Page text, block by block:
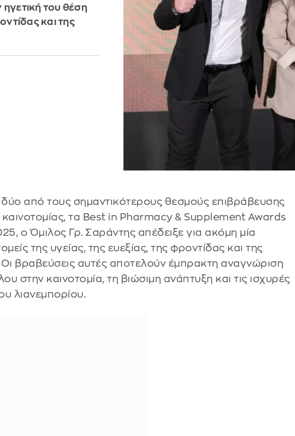
ηγετική του θέση
και της
δύο από τους σημαντικότερους θεσμούς επιβράβευσης
καινοτομίας, τα Best in Pharmacy & Supplement Awards
ο Όμιλος Γρ. Σαράντης απέδειξε για ακόμη μία
της υγείας, της ευεξίας, της φροντίδας και της
βραβεύσεις αυτές αποτελούν έμπρακτη αναγνώριση
στην καινοτομία, τη βιώσιμη ανάπτυξη και τις ισχυρές
λιανεμπορίου.